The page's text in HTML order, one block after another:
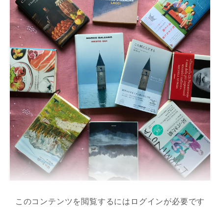
このコンテンツを閲覧するにはログインが必要です